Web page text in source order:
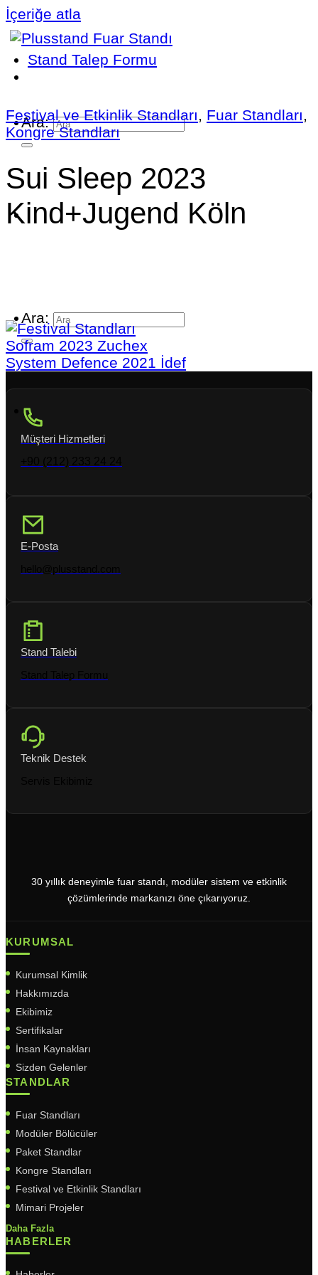
İçeriğe atla
Stand Talep Formu
Ara:
Ara:
Festival ve Etkinlik Standları, Fuar Standları,
Kongre Standları
Sui Sleep 2023
Kind+Jugend Köln
Sofram 2023 Zuchex
System Defence 2021 İdef
Müşteri Hizmetleri
E-Posta
Stand Talebi
Teknik Destek
30 yıllık deneyimle fuar standı, modüler sistem ve etkinlik
çözümlerinde markanızı öne çıkarıyoruz.
KURUMSAL
Kurumsal Kimlik
Hakkımızda
Ekibimiz
Sertifikalar
İnsan Kaynakları
Sizden Gelenler
STANDLAR
Fuar Standları
Modüler Bölücüler
Paket Standlar
Kongre Standları
Festival ve Etkinlik Standları
Mimari Projeler
Daha Fazla
HABERLER